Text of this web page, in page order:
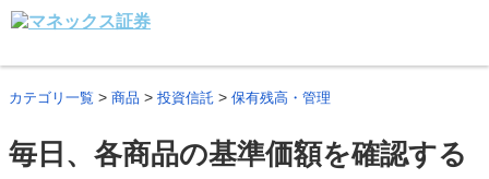
カテゴリ一覧 > 商品 > 投資信託 > 保有残高・管理
毎日、各商品の基準価額を確認する